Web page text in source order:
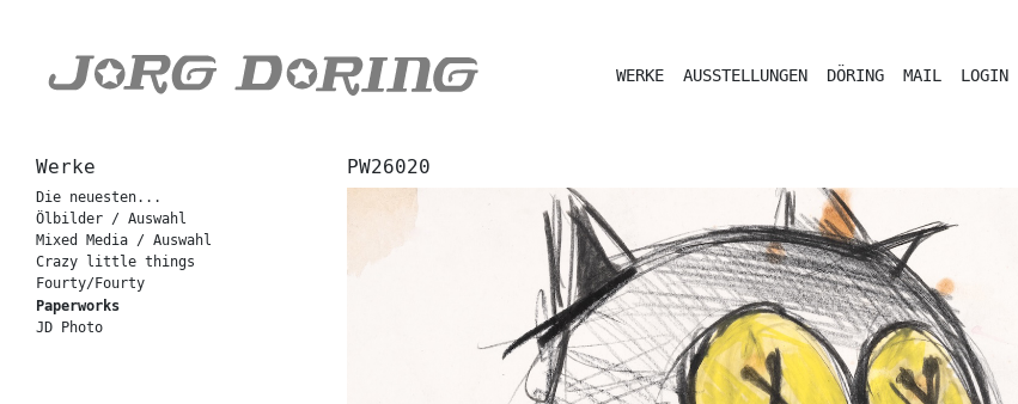
WERKE AUSSTELLUNGEN DÖRING MAIL LOGIN
Werke
Die neuesten...
Ölbilder / Auswahl
Mixed Media / Auswahl
Crazy little things
Fourty/Fourty
Paperworks
JD Photo
PW26020